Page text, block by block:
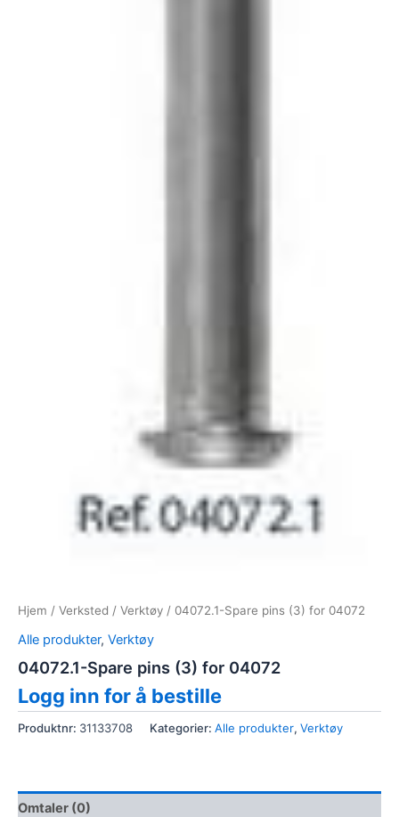
Hjem / Verksted / Verktøy / 04072.1-Spare pins (3) for 04072
Alle produkter, Verktøy
04072.1-Spare pins (3) for 04072
Logg inn for å bestille
Produktnr: 31133708 Kategorier: Alle produkter, Verktøy
Omtaler (0)